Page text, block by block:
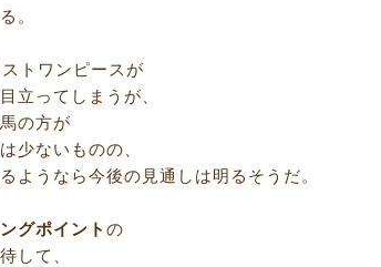
。
トワンピースが
立ってしまうが、
の方が
少ないものの、
ようなら今後の見通しは明るそうだ。
グポイントの
して、